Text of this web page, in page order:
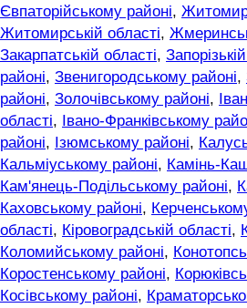
Євпаторійському районі,
Житомирській області,
Закарпатській області,
районі, Звенигородському районі,
районі, Золочівському районі,
області, Івано-Франківському
районі, Ізюмському районі,
Кальміуському районі, Камінь-
Кам'янець-Подільському районі,
Каховському районі,
області, Кіровоградській області,
Коломийському районі,
Коростенському районі,
Косівському районі,